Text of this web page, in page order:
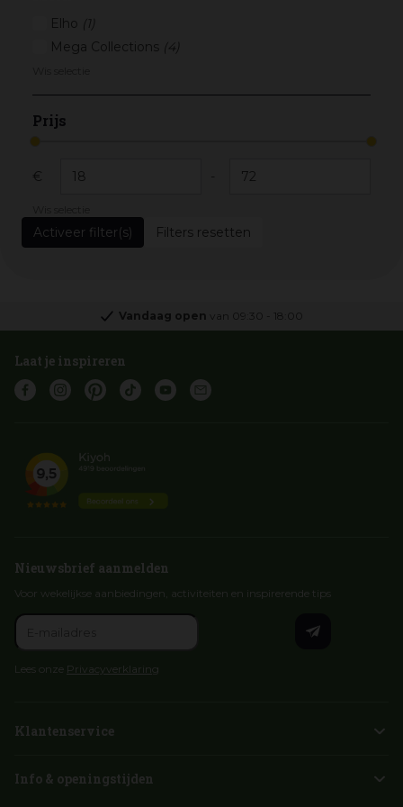
Elho (1)
Mega Collections (4)
Prijs
€ -
Filters resetten
Vandaag open van 09:30 18:00
Laat je inspireren
Nieuwsbrief aanmelden
Voor wekelijkse aanbiedingen, activiteiten en inspirerende tips
Lees onze Privacyverklaring
Klantenservice
Info & openingstijden